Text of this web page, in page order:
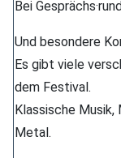
Bei
Und besondere
Es gibt viele
dem Festival.
Klassische Musik,
Metal.